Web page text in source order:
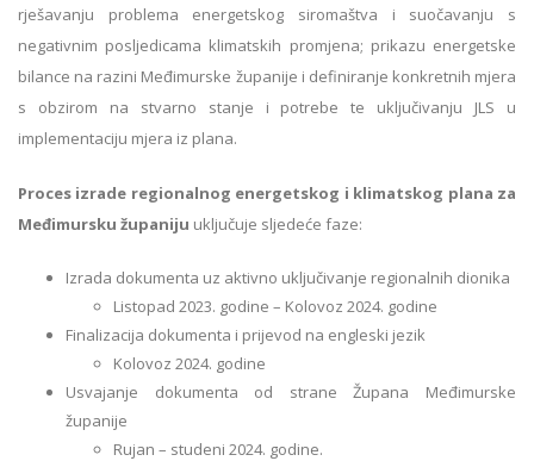
rješavanju problema energetskog siromaštva i suočavanju s
negativnim posljedicama klimatskih promjena; prikazu energetske
bilance na razini Međimurske županije i definiranje konkretnih mjera
s obzirom na stvarno stanje i potrebe te uključivanju JLS u
implementaciju mjera iz plana.
Proces izrade regionalnog energetskog i klimatskog plana za
Međimursku županiju uključuje sljedeće faze:
Izrada dokumenta uz aktivno uključivanje regionalnih dionika
Listopad 2023. godine – Kolovoz 2024. godine
Finalizacija dokumenta i prijevod na engleski jezik
Kolovoz 2024. godine
Usvajanje dokumenta od strane Župana Međimurske
županije
Rujan – studeni 2024. godine.